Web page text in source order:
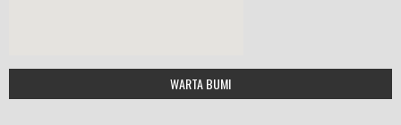
Google Maps Generator by
embedgooglemap.net
WARTA BUMI